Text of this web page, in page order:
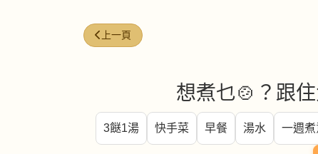
上一篇文章: 沙葛 (Jicama)
上一頁
想煮乜🍲？跟
3餸1湯 快手菜 早餐 湯水 一週煮